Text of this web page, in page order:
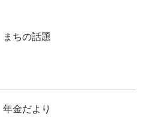
まちの話題
年金だより